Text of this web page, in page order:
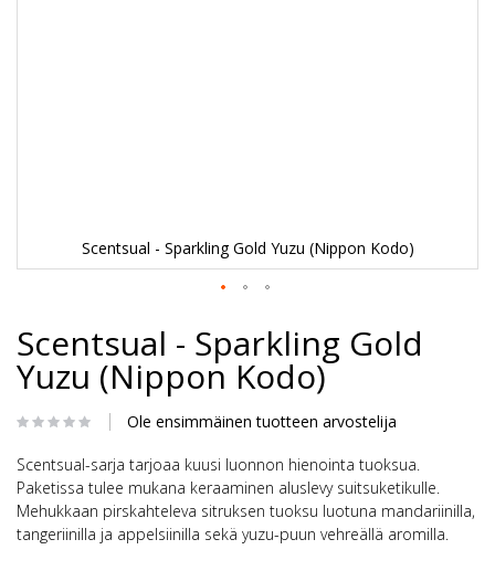
Scentsual - Sparkling Gold Yuzu (Nippon Kodo)
to
the
beginning
of
the
images
Scentsual - Sparkling Gold
Yuzu (Nippon Kodo)
Ole ensimmäinen tuotteen arvostelija
Scentsual-sarja tarjoaa kuusi luonnon hienointa tuoksua.
Paketissa tulee mukana keraaminen aluslevy suitsuketikulle.
Mehukkaan pirskahteleva sitruksen tuoksu luotuna mandariinilla,
tangeriinilla ja appelsiinilla sekä yuzu-puun vehreällä aromilla.